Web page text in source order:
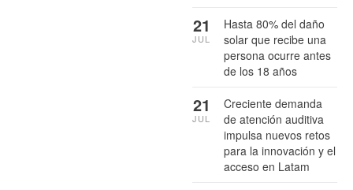
Hasta 80% del daño
solar que recibe una
persona ocurre antes
de los 18 años
21
JUL
Creciente demanda
de atención auditiva
impulsa nuevos retos
para la innovación y el
acceso en Latam
21
JUL